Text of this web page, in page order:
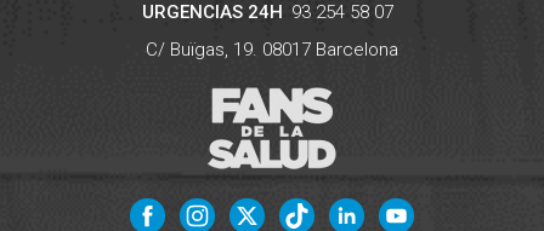
URGENCIAS 24H 93 254 58 07
C/ Buïgas, 19. 08017 Barcelona